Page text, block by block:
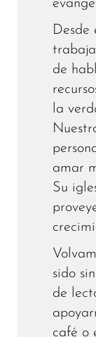
Desde
de
la
amar
Su
sido
de
café o